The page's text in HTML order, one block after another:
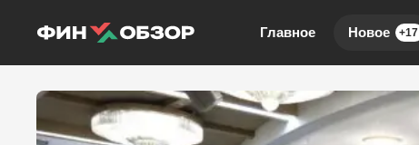
Главное Новое +17